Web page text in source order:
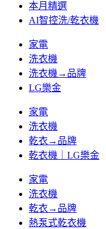
本月精選
AI智控洗/乾衣機
家電
洗衣機
洗衣機→品牌
LG樂金
家電
洗衣機
乾衣→品牌
乾衣機｜LG樂金
家電
洗衣機
乾衣→品牌
熱泵式乾衣機